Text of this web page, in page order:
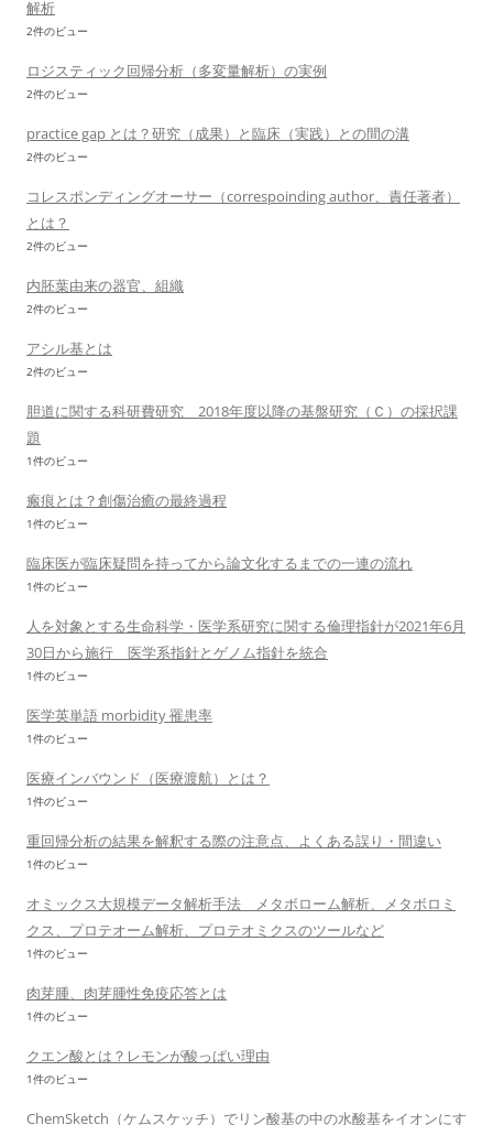
解析
2件のビュー
ロジスティック回帰分析（多変量解析）の実例
2件のビュー
practice gap とは？研究（成果）と臨床（実践）との間の溝
2件のビュー
コレスポンディングオーサー（correspoinding author、責任著者）
とは？
2件のビュー
内胚葉由来の器官、組織
2件のビュー
アシル基とは
2件のビュー
胆道に関する科研費研究 2018年度以降の基盤研究（Ｃ）の採択課
題
1件のビュー
瘢痕とは？創傷治癒の最終過程
1件のビュー
臨床医が臨床疑問を持ってから論文化するまでの一連の流れ
1件のビュー
人を対象とする生命科学・医学系研究に関する倫理指針が2021年6月
30日から施行 医学系指針とゲノム指針を統合
1件のビュー
医学英単語 morbidity 罹患率
1件のビュー
医療インバウンド（医療渡航）とは？
1件のビュー
重回帰分析の結果を解釈する際の注意点、よくある誤り・間違い
1件のビュー
オミックス大規模データ解析手法 メタボローム解析、メタボロミ
クス、プロテオーム解析、プロテオミクスのツールなど
1件のビュー
肉芽腫、肉芽腫性免疫応答とは
1件のビュー
クエン酸とは？レモンが酸っぱい理由
1件のビュー
ChemSketch（ケムスケッチ）でリン酸基の中の水酸基をイオンにす